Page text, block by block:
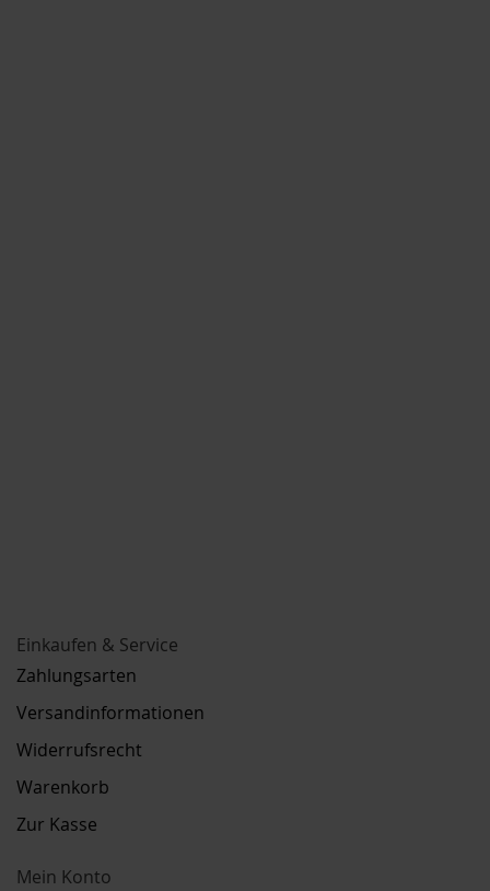
Einkaufen & Service
Zahlungsarten
Versandinformationen
Widerrufsrecht
Warenkorb
Zur Kasse
Mein Konto